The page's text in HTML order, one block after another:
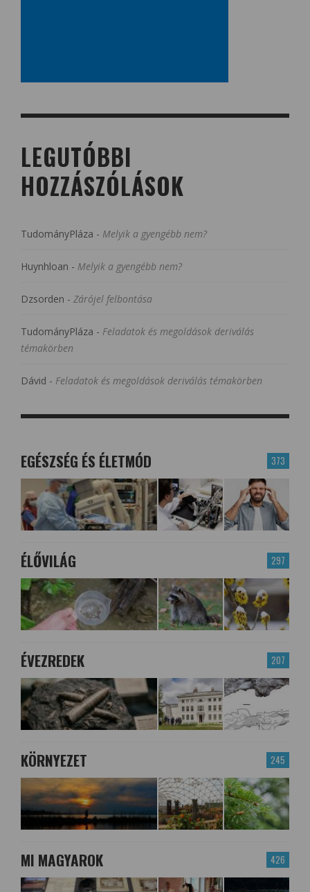
LEGUTÓBBI
HOZZÁSZÓLÁSOK
TudományPláza - Melyik a gyengébb nem?
Huynhloan - Melyik a gyengébb nem?
Dzsorden - Zárójel felbontása
TudományPláza - Feladatok és megoldások deriválás
témakörben
Dávid - Feladatok és megoldások deriválás témakörben
373
EGÉSZSÉG ÉS ÉLETMÓD
297
ÉLŐVILÁG
207
ÉVEZREDEK
245
KÖRNYEZET
426
MI MAGYAROK